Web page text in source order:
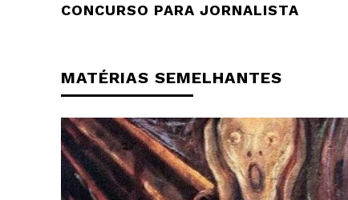
CONCURSO PARA JORNALISTA
MATÉRIAS SEMELHANTES